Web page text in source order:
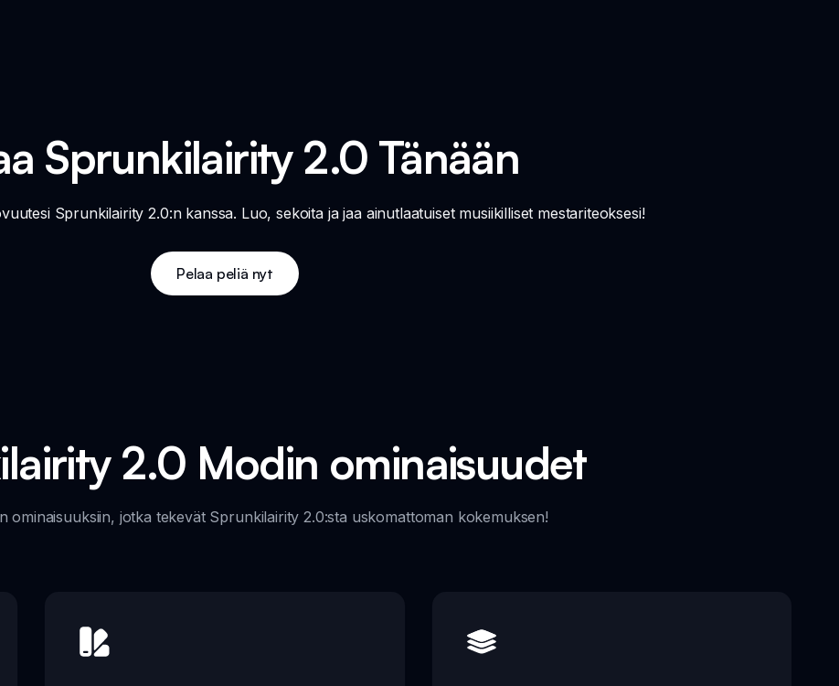
Sprunkilairity 2.0 Tänään
Sprunkilairity 2.0:n kanssa. Luo, sekoita ja jaa ainutlaatuiset musiikilliset mestariteoksesi!
Pelaa peliä nyt
2.0 Modin ominaisuudet
ominaisuuksiin, jotka tekevät Sprunkilairity 2.0:sta uskomattoman kokemuksen!